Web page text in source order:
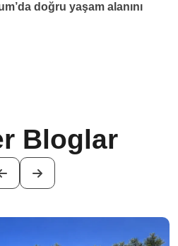
doğru yaşam alanını
Bloglar